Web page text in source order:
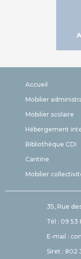
Accueil
Mobilier
Mobilier scolaire
Hébergement
Bibliothèque CDI
Cantine
Mobilier
35, Rue
Tél : 09 53
E-mail :
Siret : 802